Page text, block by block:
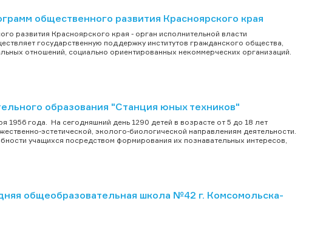
общественного развития Красноярского края
развития Красноярского края - орган исполнительной власти
государственную поддержку институтов гражданского общества,
отношений, социально ориентированных некоммерческих организаций.
образования "Станция юных техников"
года. На сегодняшний день 1290 детей в возрасте от 5 до 18 лет
эстетической, эколого-биологической направлениям деятельности.
учащихся посредством формирования их познавательных интересов,
общеобразовательная школа №42 г. Комсомольска-